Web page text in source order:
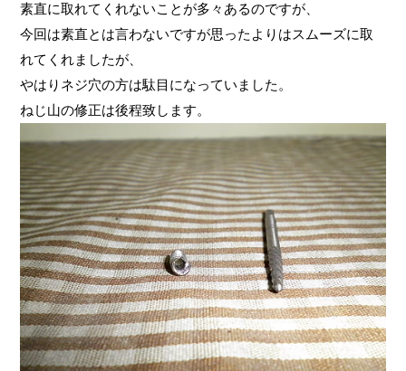
素直に取れてくれないことが多々あるのですが、
今回は素直とは言わないですが思ったよりはスムーズに取
れてくれましたが、
やはりネジ穴の方は駄目になっていました。
ねじ山の修正は後程致します。